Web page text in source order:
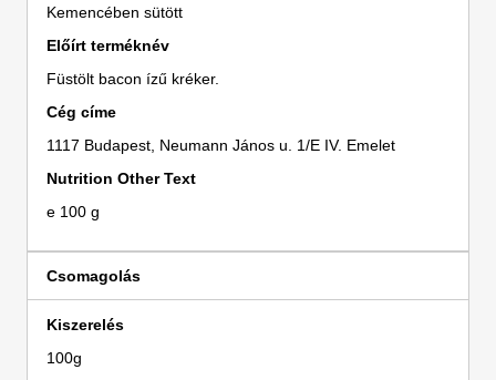
Kemencében sütött
Előírt terméknév
Füstölt bacon ízű kréker.
Cég címe
1117 Budapest, Neumann János u. 1/E IV. Emelet
Nutrition Other Text
e 100 g
Csomagolás
Kiszerelés
100g